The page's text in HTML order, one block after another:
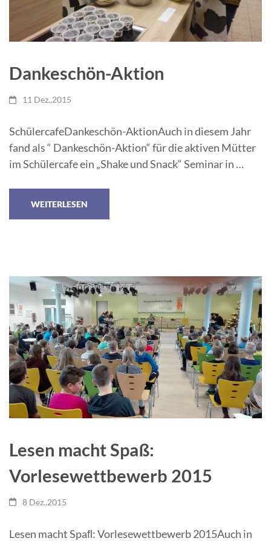
Dankeschön-Aktion
11 Dez.,2015
SchülercafeDankeschön-AktionAuch in diesem Jahr
fand als “ Dankeschön-Aktion“ für die aktiven Mütter
im Schülercafe ein „Shake und Snack“ Seminar in …
WEITERLESEN
Lesen macht Spaß:
Vorlesewettbewerb 2015
8 Dez.,2015
Lesen macht Spaﬂ: Vorlesewettbewerb 2015Auch in